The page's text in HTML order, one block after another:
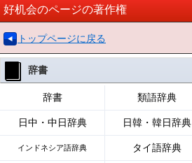
好机会のページの著作権
トップページに戻る
辞書
辞書 類語辞典
日中・中日辞典 日韓・韓日辞典
インドネシア語辞典 タイ語辞典